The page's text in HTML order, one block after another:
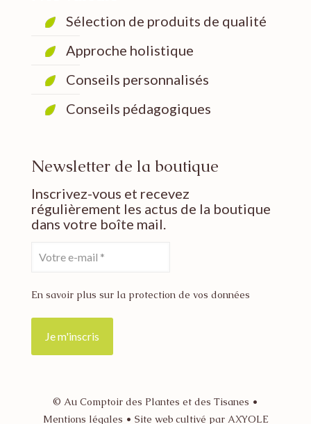
Sélection de produits de qualité
Approche holistique
Conseils personnalisés
Conseils pédagogiques
Newsletter de la boutique
Inscrivez-vous et recevez
régulièrement les actus de la boutique
dans votre boîte mail.
En savoir plus sur la protection de vos données
© Au Comptoir des Plantes et des Tisanes •
Mentions légales • Site web cultivé par AXYOLE